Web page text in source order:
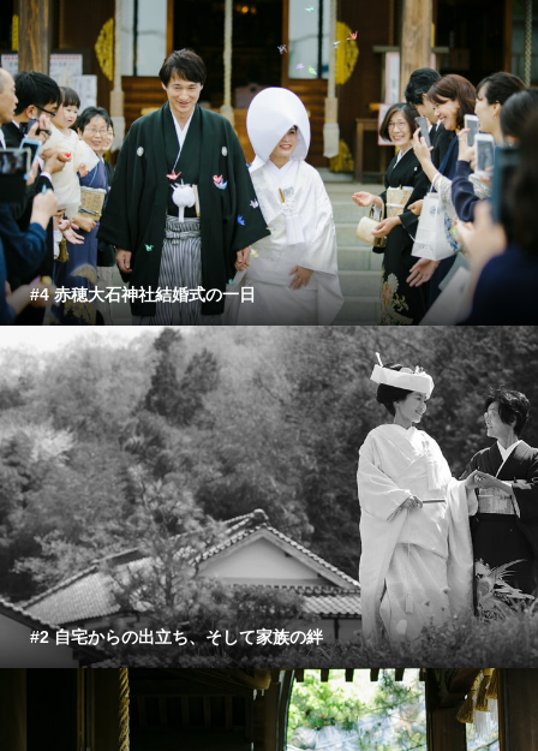
#4 赤穂大石神社結婚式の一日
#2 自宅からの出立ち、そして家族の絆